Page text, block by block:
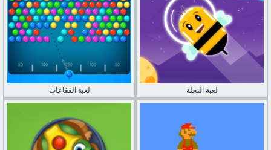
لعبة الفقاعات لعبة النحلة